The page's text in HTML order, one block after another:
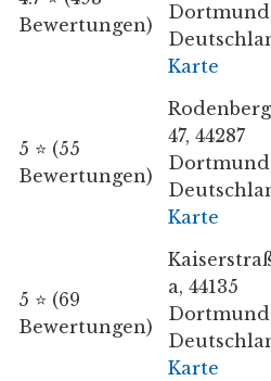
Bewertungen)
Karte
5 ⭐ (55
Bewertungen)
47, 44287
Karte
5 ⭐ (69
Bewertungen)
a, 44135
Karte